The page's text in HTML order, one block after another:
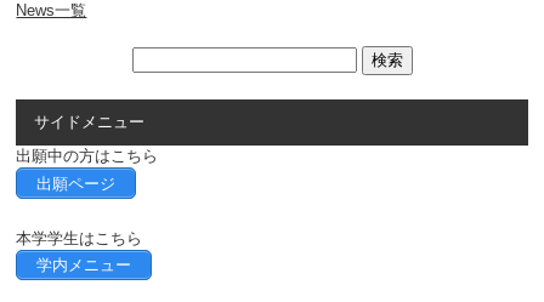
News一覧
サイドメニュー
出願中の方はこちら
出願ページ
本学学生はこちら
学内メニュー